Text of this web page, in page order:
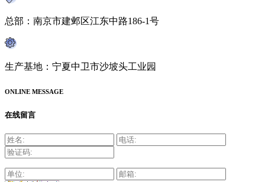
总部：南京市建邺区江东中路186-1号
生产基地：宁夏中卫市沙坡头工业园
ONLINE MESSAGE
在线留言